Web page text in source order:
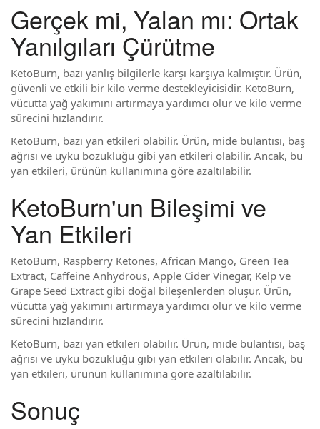
Gerçek mi, Yalan mı: Ortak
Yanılgıları Çürütme
KetoBurn, bazı yanlış bilgilerle karşı karşıya kalmıştır. Ürün,
güvenli ve etkili bir kilo verme destekleyicisidir. KetoBurn,
vücutta yağ yakımını artırmaya yardımcı olur ve kilo verme
sürecini hızlandırır.
KetoBurn, bazı yan etkileri olabilir. Ürün, mide bulantısı, baş
ağrısı ve uyku bozukluğu gibi yan etkileri olabilir. Ancak, bu
yan etkileri, ürünün kullanımına göre azaltılabilir.
KetoBurn'un Bileşimi ve
Yan Etkileri
KetoBurn, Raspberry Ketones, African Mango, Green Tea
Extract, Caffeine Anhydrous, Apple Cider Vinegar, Kelp ve
Grape Seed Extract gibi doğal bileşenlerden oluşur. Ürün,
vücutta yağ yakımını artırmaya yardımcı olur ve kilo verme
sürecini hızlandırır.
KetoBurn, bazı yan etkileri olabilir. Ürün, mide bulantısı, baş
ağrısı ve uyku bozukluğu gibi yan etkileri olabilir. Ancak, bu
yan etkileri, ürünün kullanımına göre azaltılabilir.
Sonuç